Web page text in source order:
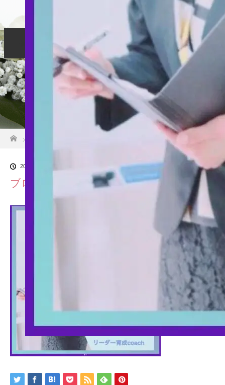
リーダー育成 リーダーサポート
お客様の声 お申し込み
2024.06.11
ブログ用